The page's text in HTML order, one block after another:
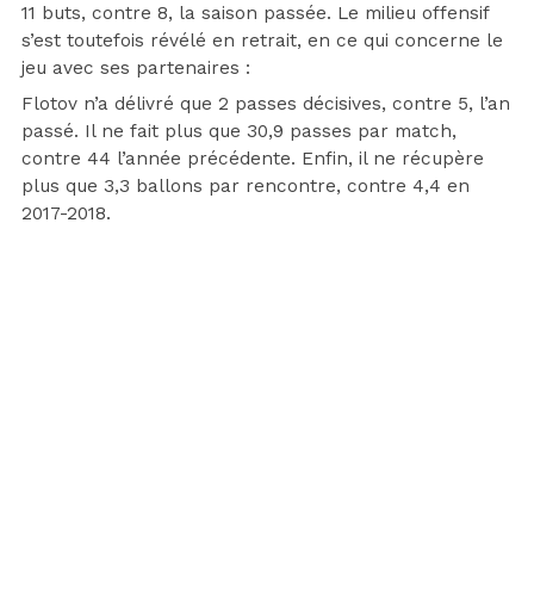
11 buts, contre 8, la saison passée. Le milieu offensif
s’est toutefois révélé en retrait, en ce qui concerne le
jeu avec ses partenaires :
Flotov n’a délivré que 2 passes décisives, contre 5, l’an
passé. Il ne fait plus que 30,9 passes par match,
contre 44 l’année précédente. Enfin, il ne récupère
plus que 3,3 ballons par rencontre, contre 4,4 en
2017-2018.